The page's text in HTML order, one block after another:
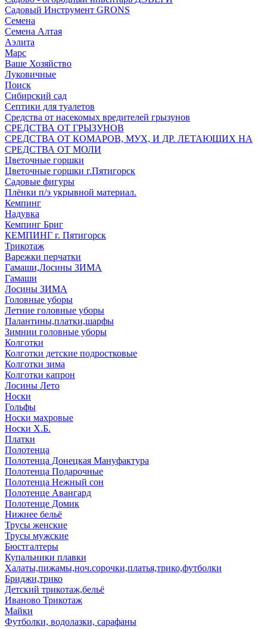
Садовый Инструмент GRONS
Семена
Семена Алтая
Аэлита
Марс
Ваше Хозяйство
Луковичные
Поиск
Сибирский сад
Септики для туалетов
Средства от насекомых вредителей грызунов
СPEДСТВА ОТ ГРЫЗУНОВ
СРЕДСТВА ОТ КОМАРОВ, МУХ, И ДР. ЛЕТАЮЩИХ НА
СРЕДСТВА ОТ МОЛИ
Цветочные горшки
Цветочные горшки г.Пятигорск
Садовые фигуры
Плёнки п/э укрывной материал.
Кемпинг
Надувка
Кемпинг Бриг
КЕМПИНГ г. Пятигорск
Трикотаж
Варежки перчатки
Гамаши,Лосины ЗИМА
Гамаши
Лосины ЗИМА
Головные уборы
Летние головные уборы
Палантины,платки,шарфы
Зимнии головные уборы
Колготки
Колготки детские подростковые
Колготки зима
Колготки капрон
Лосины Лето
Носки
Гольфы
Носки махровые
Носки Х.Б.
Платки
Полотенца
Полотенца Донецкая Мануфактура
Полотенца Подарочные
Полотенца Нежный сон
Полотенце Авангард
Полотенце Домик
Нижнее бельё
Трусы женские
Трусы мужские
Бюстгалтеры
Купальники плавки
Халаты,пижамы,ноч.сорочки,платья,трико,футболки
Бриджи,трико
Детский трикотаж,бельё
Иваново Трикотаж
Майки
Футболки, водолазки, сарафаны